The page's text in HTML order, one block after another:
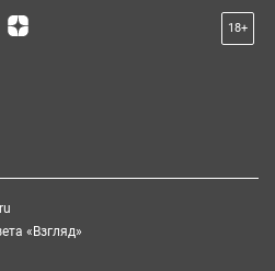
18+
«Взгляд»